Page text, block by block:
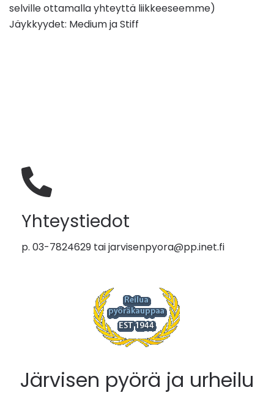
selville ottamalla yhteyttä liikkeeseemme)
Jäykkyydet: Medium ja Stiff
Yhteystiedot
p. 03-7824629 taijarvisenpyora@pp.inet.fi
Järvisen pyörä ja urheilu